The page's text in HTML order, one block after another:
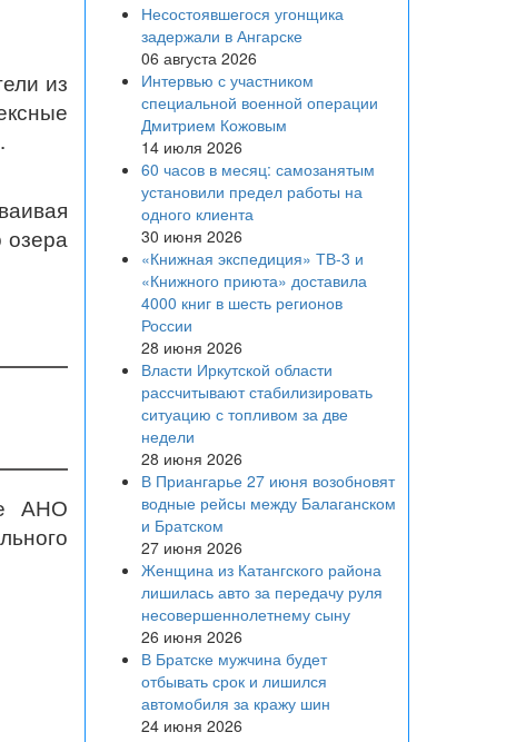
из
озера
АНО
Несостоявшегося угонщика
задержали в Ангарске
06 августа 2026
Интервью с участником
специальной военной операции
Дмитрием Кожовым
14 июля 2026
60 часов в месяц: самозанятым
установили предел работы на
одного клиента
30 июня 2026
«Книжная экспедиция» ТВ-3 и
«Книжного приюта» доставила
4000 книг в шесть регионов
России
28 июня 2026
Власти Иркутской области
рассчитывают стабилизировать
ситуацию с топливом за две
недели
28 июня 2026
В Приангарье 27 июня возобновят
водные рейсы между Балаганском
и Братском
27 июня 2026
Женщина из Катангского района
лишилась авто за передачу руля
несовершеннолетнему сыну
26 июня 2026
В Братске мужчина будет
отбывать срок и лишился
автомобиля за кражу шин
24 июня 2026